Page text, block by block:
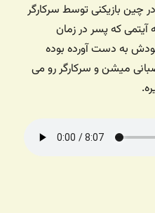
چین بازیکنی توسط سرکارگر
که پسر در زمان
به دست آورده بوده
میشن و سرکارگر رو می